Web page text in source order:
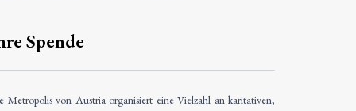
Spende
Metropolis von Austria organisiert eine Vielzahl an karitativen,